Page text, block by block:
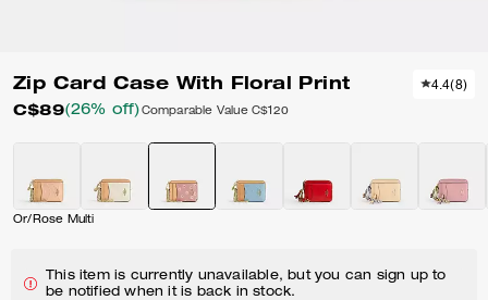
Zip Card Case With Floral Print
C$89(26% off) Comparable Value C$120
4.4(8)
Or/Rose Multi
This item is currently unavailable, but you can sign up to
be notified when it is back in stock.